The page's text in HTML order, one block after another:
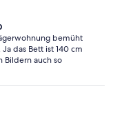
bemüht
das Bett ist 140 cm
Bildern auch so